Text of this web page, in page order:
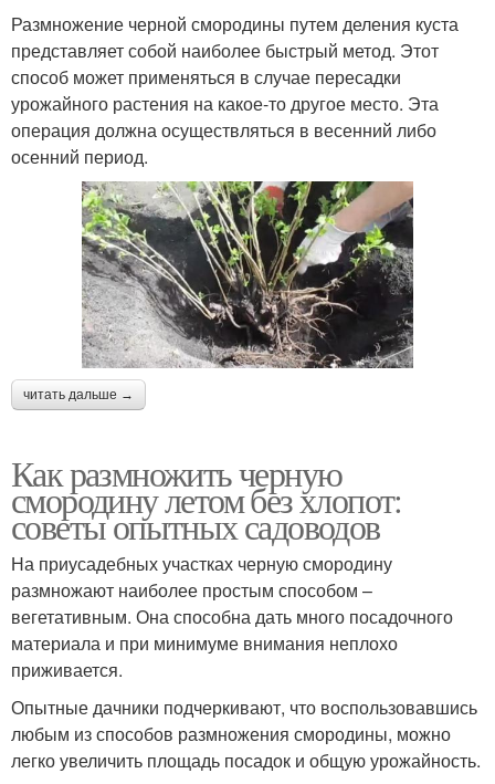
Размножение черной смородины путем деления куста
представляет собой наиболее быстрый метод. Этот
способ может применяться в случае пересадки
урожайного растения на какое-то другое место. Эта
операция должна осуществляться в весенний либо
осенний период.
читать дальше →
Как размножить черную
смородину летом без хлопот:
советы опытных садоводов
На приусадебных участках черную смородину
размножают наиболее простым способом –
вегетативным. Она способна дать много посадочного
материала и при минимуме внимания неплохо
приживается.
Опытные дачники подчеркивают, что воспользовавшись
любым из способов размножения смородины, можно
легко увеличить площадь посадок и общую урожайность.